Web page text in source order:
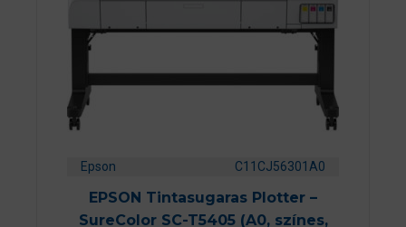
Epson C11CJ56301A0
EPSON Tintasugaras Plotter –
SureColor SC-T5405 (A0, színes,